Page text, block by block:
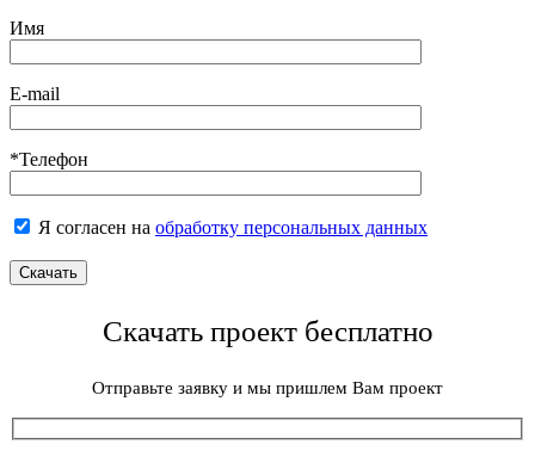
Имя
E-mail
*Телефон
Я согласен на обработку персональных данных
Скачать проект бесплатно
Отправьте заявку и мы пришлем Вам проект